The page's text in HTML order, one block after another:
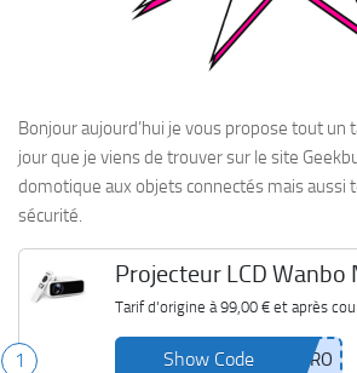
Bonjour aujourd’hui je vous propose tout un
jour que je viens de trouver sur le site
domotique aux objets connectés mais aussi
sécurité.
1
Projecteur LCD Wanbo
Tarif d'origine à99,00 €et après
Show Code